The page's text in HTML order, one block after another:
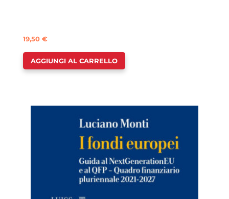
19,50€
AGGIUNGI AL CARRELLO